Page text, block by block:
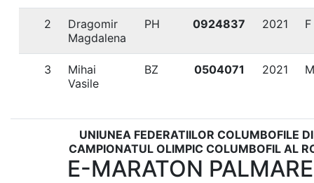
2
Dragomir
Magdalena
PH 0924837 2021 F
3
Mihai
Vasile
BZ 0504071 2021 M
UNIUNEA FEDERATIILOR COLUMBOFILE
CAMPIONATUL OLIMPIC COLUMBOFIL AL
E-MARATON